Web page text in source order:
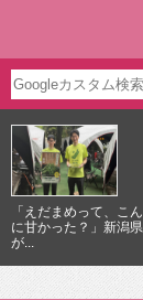
「えだまめって、こ
に甘かった？」新潟
が...